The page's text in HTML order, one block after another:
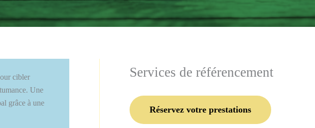
cibler
Une
grâce à une
Services de référencement
Réservez votre prestations